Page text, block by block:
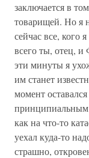
заключается в
товарищей. Но я
сейчас все, кого
всего ты, отец,
эти минуты я
им станет
момент
как на что-то
уехал куда-то
страшно,